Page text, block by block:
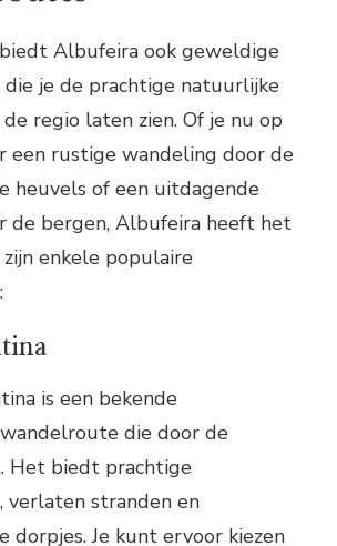
Albufeira ook geweldige
je de prachtige natuurlijke
regio laten zien. Of je nu op
een rustige wandeling door de
heuvels of een uitdagende
de bergen, Albufeira heeft het
enkele populaire
is een bekende
die door de
Het biedt prachtige
verlaten stranden en
dorpjes. Je kunt ervoor kiezen